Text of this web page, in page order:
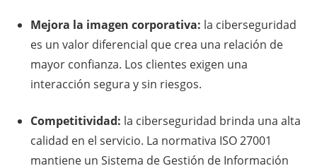
Mejora la imagen corporativa: la ciberseguridad
es un valor diferencial que crea una relación de
mayor confianza. Los clientes exigen una
interacción segura y sin riesgos.
Competitividad: la ciberseguridad brinda una alta
calidad en el servicio. La normativa ISO 27001
mantiene un Sistema de Gestión de Información